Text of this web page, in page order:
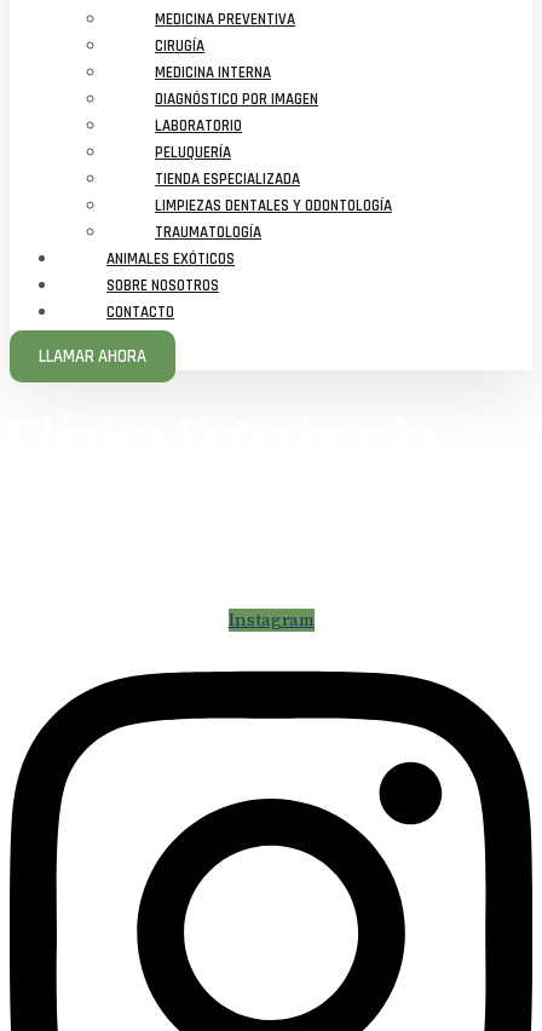
MEDICINA PREVENTIVA
CIRUGÍA
MEDICINA INTERNA
DIAGNÓSTICO POR IMAGEN
LABORATORIO
PELUQUERÍA
TIENDA ESPECIALIZADA
LIMPIEZAS DENTALES Y ODONTOLOGÍA
TRAUMATOLOGÍA
ANIMALES EXÓTICOS
SOBRE NOSOTROS
CONTACTO
LLAMAR AHORA
Instagram